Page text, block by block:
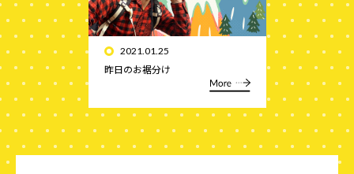
2021.01.25
昨日のお裾分け